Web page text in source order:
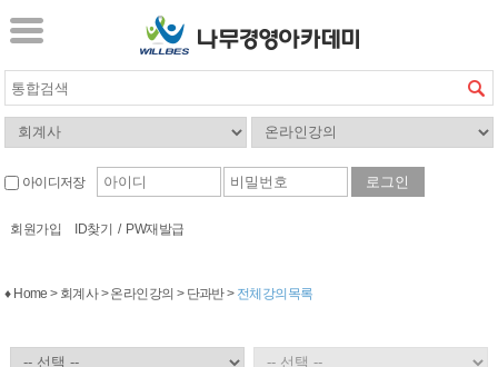
아이디저장
회원가입 ID찾기 / PW재발급
♦ Home > 회계사 > 온라인강의 > 단과반 > 전체강의목록